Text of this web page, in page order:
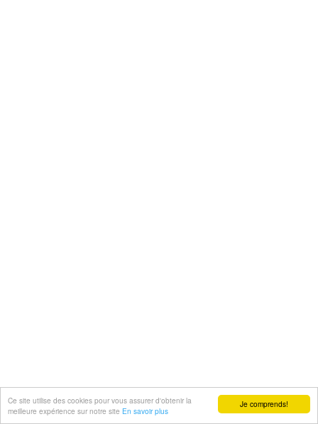
Je comprends!
Ce site utilise des cookies pour vous assurer d'obtenir la
meilleure expérience sur notre site En savoir plus